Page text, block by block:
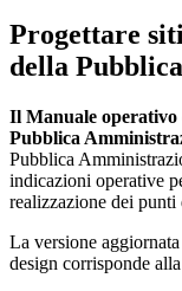
Progettare
della
Il Manuale operativo
Pubblica
Pubblica
indicazioni operative
realizzazione dei
La versione
design corrisponde alla